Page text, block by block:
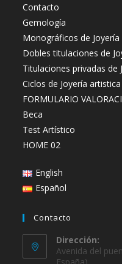
Contacto
Gemología
Monográficos de Joyería
Dobles titulaciones de
Titulaciones privadas de
Ciclos de Joyería artistica
FORMULARIO
Beca
Test Artístico
HOME 02
English
Español
Contacto
Dirección:
Avenida del